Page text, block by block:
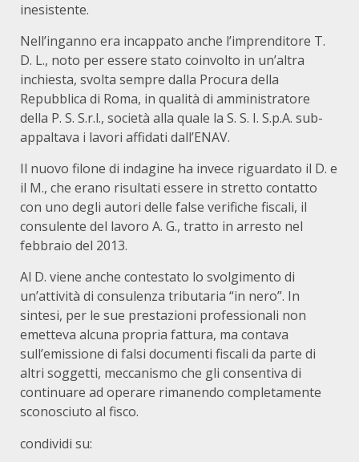
inesistente.
Nell’inganno era incappato anche l’imprenditore T.
D. L., noto per essere stato coinvolto in un’altra
inchiesta, svolta sempre dalla Procura della
Repubblica di Roma, in qualità di amministratore
della P. S. S.r.l., società alla quale la S. S. I. S.p.A. sub-
appaltava i lavori affidati dall’ENAV.
Il nuovo filone di indagine ha invece riguardato il D. e
il M., che erano risultati essere in stretto contatto
con uno degli autori delle false verifiche fiscali, il
consulente del lavoro A. G., tratto in arresto nel
febbraio del 2013.
Al D. viene anche contestato lo svolgimento di
un’attività di consulenza tributaria “in nero”. In
sintesi, per le sue prestazioni professionali non
emetteva alcuna propria fattura, ma contava
sull’emissione di falsi documenti fiscali da parte di
altri soggetti, meccanismo che gli consentiva di
continuare ad operare rimanendo completamente
sconosciuto al fisco.
condividi su: